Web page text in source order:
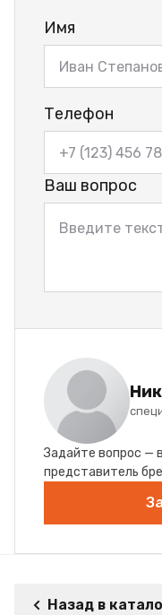
Имя
Телефон
Ваш вопрос
Задайте вопрос —
представитель
Назад в